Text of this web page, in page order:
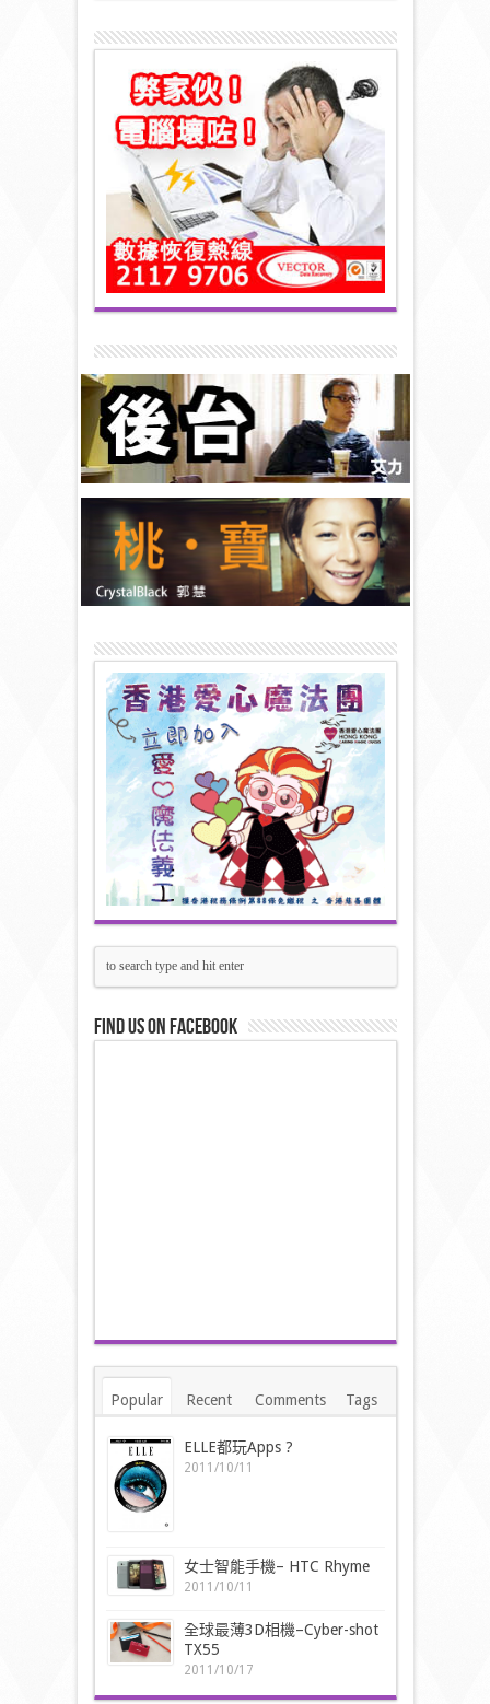
Find us on Facebook
Popular Recent Comments Tags
ELLE都玩Apps ?
2011/10/11
女士智能手機– HTC Rhyme
2011/10/11
全球最薄3D相機–Cyber-shot
TX55
2011/10/17